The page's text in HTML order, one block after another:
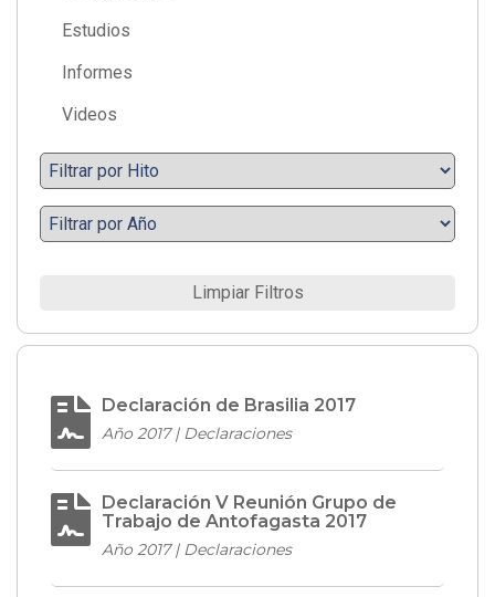
Estudios
Informes
Videos
Limpiar Filtros
Declaración de Brasilia 2017
Año 2017 | Declaraciones
Declaración V Reunión Grupo de
Trabajo de Antofagasta 2017
Año 2017 | Declaraciones